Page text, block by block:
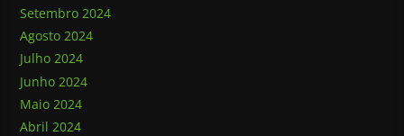
Setembro 2024
Agosto 2024
Julho 2024
Junho 2024
Maio 2024
Abril 2024